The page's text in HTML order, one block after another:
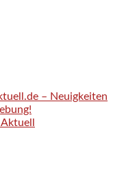
– Neuigkeiten